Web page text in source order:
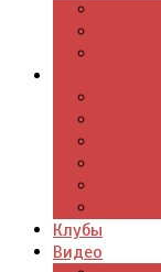
Клубы
Видео